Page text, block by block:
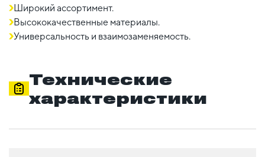
Широкий ассортимент.
Высококачественные материалы.
Универсальность и взаимозаменяемость.
Технические
характеристики